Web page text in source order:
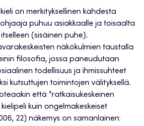
on merkityksellinen kahdesta
puhuu asiakkaalle ja toisaalta
(sisäinen puhe).
näkökulmien taustalla
filosofia, jossa paneudutaan
todellisuus ja ihmissuhteet
kutsuttujen toimintojen välityksellä.
että ”ratkaisukeskeinen
kuin ongelmakeskeiset
22) näkemys on samanlainen: